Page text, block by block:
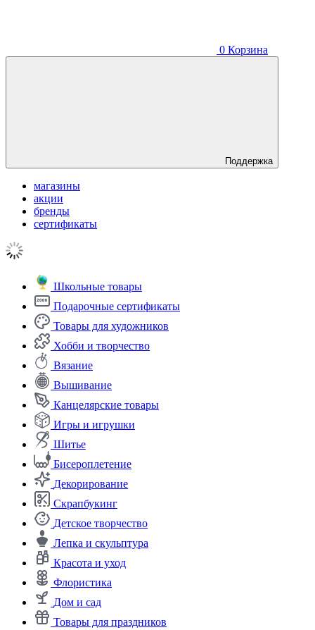
0 Корзина
Поддержка
магазины
акции
бренды
сертификаты
Школьные товары
Подарочные сертификаты
Товары для художников
Хобби и творчество
Вязание
Вышивание
Канцелярские товары
Игры и игрушки
Шитье
Бисероплетение
Декорирование
Скрапбукинг
Детское творчество
Лепка и скульптура
Красота и уход
Флористика
Дом и сад
Товары для праздников